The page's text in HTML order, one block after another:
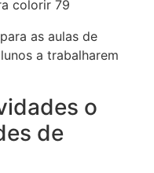
colorir 79
as aulas de
a trabalharem
o
de